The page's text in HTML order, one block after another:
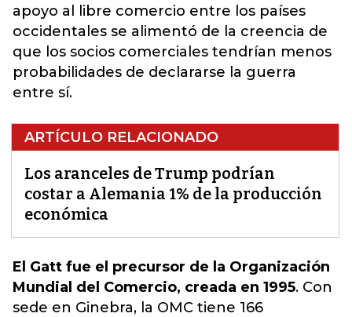
apoyo al libre comercio entre los países
occidentales se alimentó de la creencia de
que los socios comerciales tendrían menos
probabilidades de declararse la guerra
entre sí.
ARTÍCULO RELACIONADO
Los aranceles de Trump podrían
costar a Alemania 1% de la producción
económica
El Gatt fue el precursor de la Organización
Mundial del Comercio, creada en 1995. Con
sede en Ginebra, la OMC tiene 166